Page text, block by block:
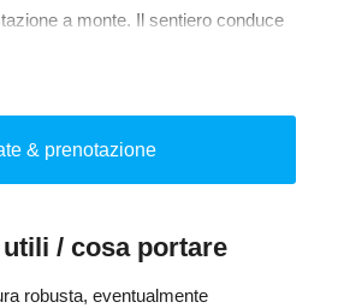
a monte. Il sentiero conduce
prosegue attraverso il sentiero
sulle roccie del Tribulaun, sulle Alpi
alla malga Ladurnerhütte dove ti
tirolese "Kaiserschmarrn".
& prenotazione
/ cosa portare
robusta, eventualmente